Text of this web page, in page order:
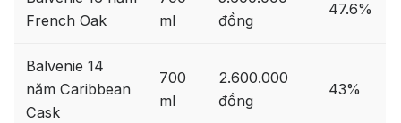
French Oak
ml
đồng
47.6%
Balvenie 14
năm Caribbean
Cask
700
ml
2.600.000
đồng
43%